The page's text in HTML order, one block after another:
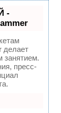
-
делает
занятием.
пресс-